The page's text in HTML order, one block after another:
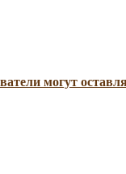
могут